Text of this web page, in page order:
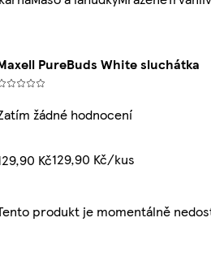
PureBuds White sluchátka
žádné hodnocení
Kč129,90 Kč/kus
produkt je momentálně